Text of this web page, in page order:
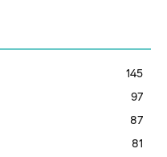
145
97
87
81